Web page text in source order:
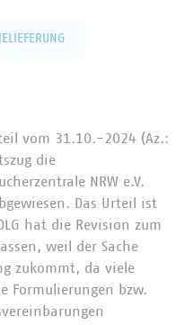
vom 31.10.-2024 (Az.:
die
NRW e.V.
Das Urteil ist
hat die Revision zum
weil der Sache
zukommt, da viele
Formulierungen bzw.